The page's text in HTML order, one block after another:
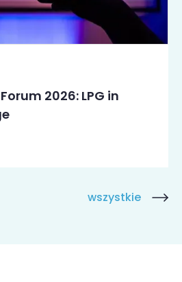
2026: LPG in
wszystkie